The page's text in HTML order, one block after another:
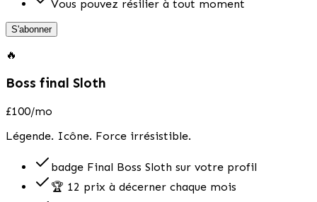
Vous pouvez résilier à tout moment
S'abonner
🔥
Boss final Sloth
£100/mo
Légende. Icône. Force irrésistible.
badge Final Boss Sloth sur votre profil
🏆 12 prix à décerner chaque mois